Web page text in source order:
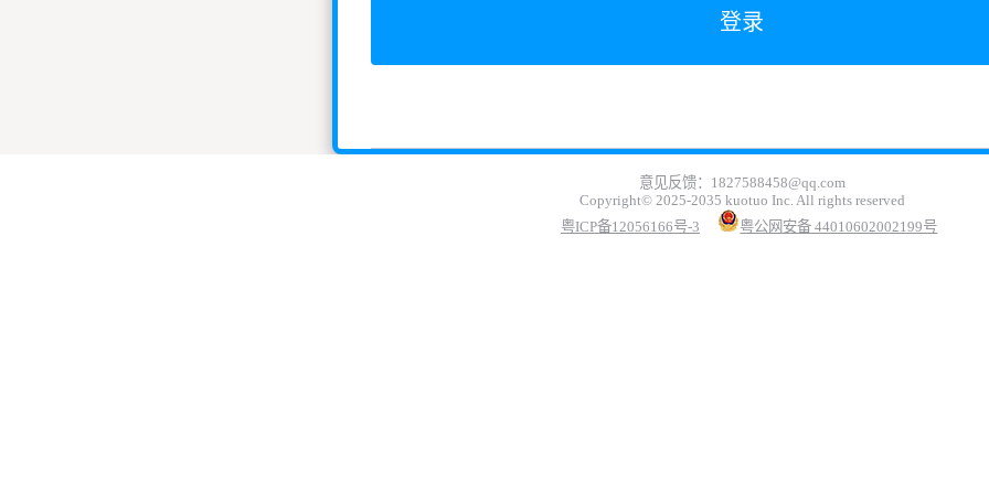
意见反馈：1827588458@qq.com
Copyright© 2025-2035 kuotuo Inc. All rights reserved
粤ICP备12056166号-3
粤公网安备 44010602002199号